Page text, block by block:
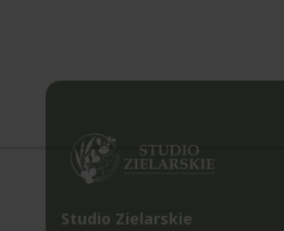
Studio Zielarskie